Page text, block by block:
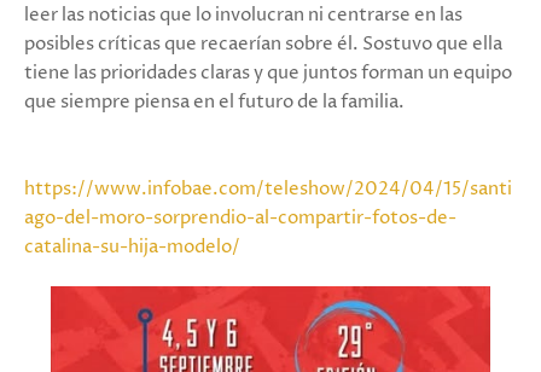
leer las noticias que lo involucran ni centrarse en las
posibles críticas que recaerían sobre él. Sostuvo que ella
tiene las prioridades claras y que juntos forman un equipo
que siempre piensa en el futuro de la familia.
https://www.infobae.com/teleshow/2024/04/15/santi
ago-del-moro-sorprendio-al-compartir-fotos-de-
catalina-su-hija-modelo/